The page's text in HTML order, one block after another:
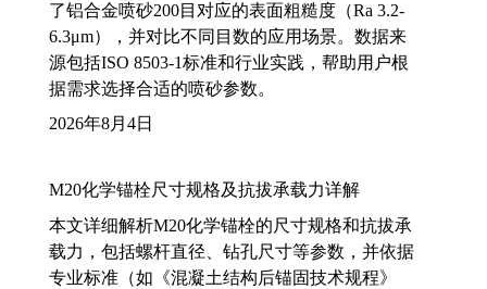
了铝合金喷砂200目对应的表面粗糙度（Ra 3.2-
6.3μm），并对比不同目数的应用场景。数据来
源包括ISO 8503-1标准和行业实践，帮助用户根
据需求选择合适的喷砂参数。
2026年8月4日
M20化学锚栓尺寸规格及抗拔承载力详解
本文详细解析M20化学锚栓的尺寸规格和抗拔承
载力，包括螺杆直径、钻孔尺寸等参数，并依据
专业标准（如《混凝土结构后锚固技术规程》